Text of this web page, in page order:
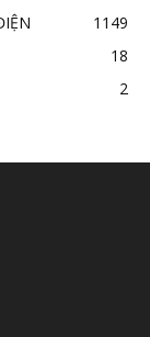
1149
18
2